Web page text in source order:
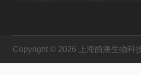
Copyright © 2026 上海酶澳生物科